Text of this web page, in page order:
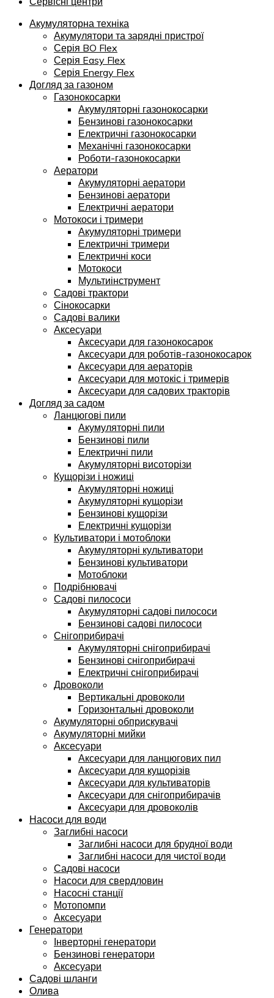
Акумуляторна техніка
Акумулятори та зарядні пристрої
Серія BO Flex
Серія Easy Flex
Серія Energy Flex
Догляд за газоном
Газонокосарки
Акумуляторні газонокосарки
Бензинові газонокосарки
Електричні газонокосарки
Механічні газонокосарки
Роботи-газонокосарки
Аератори
Акумуляторні аератори
Бензинові аератори
Електричні аератори
Мотокоси і тримери
Акумуляторні тримери
Електричні тримери
Електричні коси
Мотокоси
Мультиінструмент
Садові трактори
Сінокосарки
Садові валики
Аксесуари
Аксесуари для газонокосарок
Аксесуари для роботів-газонокосарок
Аксесуари для аераторів
Аксесуари для мотокіс і тримерів
Аксесуари для садових тракторів
Догляд за садом
Ланцюгові пили
Акумуляторні пили
Бензинові пили
Електричні пили
Акумуляторні висоторізи
Кущорізи і ножиці
Акумуляторні ножиці
Акумуляторні кущорізи
Бензинові кущорізи
Електричні кущорізи
Культиватори і мотоблоки
Акумуляторні культиватори
Бензинові культиватори
Мотоблоки
Подрібнювачі
Садові пилососи
Акумуляторні садові пилососи
Бензинові садові пилососи
Снігоприбирачі
Акумуляторні снігоприбирачі
Бензинові снігоприбирачі
Електричні снігоприбирачі
Дровоколи
Вертикальні дровоколи
Горизонтальні дровоколи
Акумуляторні обприскувачі
Акумуляторні мийки
Аксесуари
Аксесуари для ланцюгових пил
Аксесуари для кущорізів
Аксесуари для культиваторів
Аксесуари для снігоприбирачів
Аксесуари для дровоколів
Насоси для води
Заглибні насоси
Заглибні насоси для брудної води
Заглибні насоси для чистої води
Садові насоси
Насоси для свердловин
Насосні станції
Мотопомпи
Аксесуари
Генератори
Інверторні генератори
Бензинові генератори
Аксесуари
Садові шланги
Олива